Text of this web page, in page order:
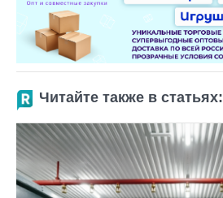
Читайте также в статьях: